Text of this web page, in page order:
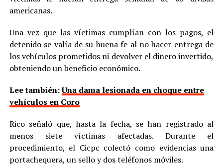
americanas.
Una vez que las víctimas cumplían con los pagos, el
detenido se valía de su buena fe al no hacer entrega de
los vehículos prometidos ni devolver el dinero invertido,
obteniendo un beneficio económico.
Lee también:Una dama lesionada en choque entre
vehículos en Coro
Rico señaló que, hasta la fecha, se han registrado al
menos siete víctimas afectadas. Durante el
procedimiento, el Cicpc colectó como evidencias una
portachequera, un sello y dos teléfonos móviles.